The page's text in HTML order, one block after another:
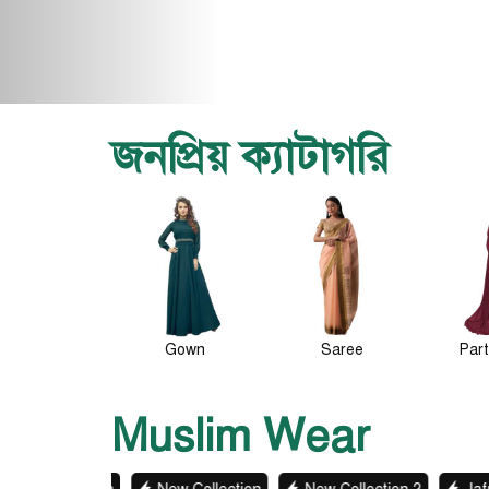
জনপ্রিয় ক্যাটাগরি
Saree Party Wear
Muslim Wear